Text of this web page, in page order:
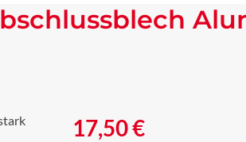
Regulärer Preis:
17,50 €